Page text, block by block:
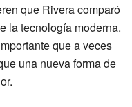
que Rivera comparó
la tecnología moderna.
que a veces
una nueva forma de